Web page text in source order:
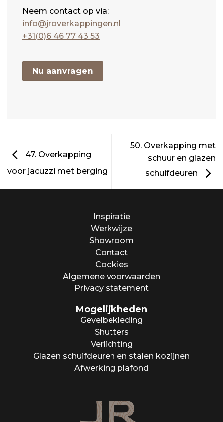
Neem contact op via:
info@jroverkappingen.nl
+31(0)6 46 77 43 53
Nu aanvragen
47. Overkapping
voor jacuzzi met berging
50. Overkapping met
schuur en glazen
schuifdeuren
Inspiratie
Werkwijze
Showroom
Contact
Cookies
Algemene voorwaarden
Privacy statement
Mogelijkheden
Gevelbekleding
Shutters
Verlichting
Glazen schuifdeuren en stalen kozijnen
Afwerking plafond